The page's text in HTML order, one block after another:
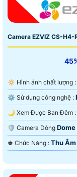
Camera EZVIZ CS-H4-
🔅 Hình ảnh chất lượng :
⚙ Sử dụng công nghệ :
🌙 Xem Được Ban Đêm :
🛡 Camera Dòng
️♚ Chức Năng : Thu Âm